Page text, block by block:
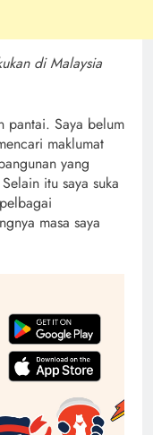
di Malaysia
pantai. Saya belum
maklumat
yang
itu saya suka
masa saya